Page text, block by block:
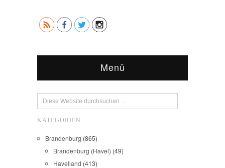
Menü
KATEGORIEN
Brandenburg (865)
Brandenburg (Havel) (49)
Havelland (413)